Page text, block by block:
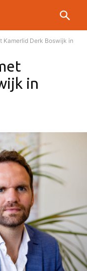
Kamerlid Derk Boswijk in
in